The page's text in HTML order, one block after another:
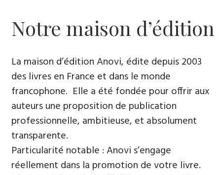
Notre maison d’édition
La maison d’édition Anovi, édite depuis 2003
des livres en France et dans le monde
francophone. Elle a été fondée pour offrir aux
auteurs une proposition de publication
professionnelle, ambitieuse, et absolument
transparente.
Particularité notable : Anovi s’engage
réellement dans la promotion de votre livre.